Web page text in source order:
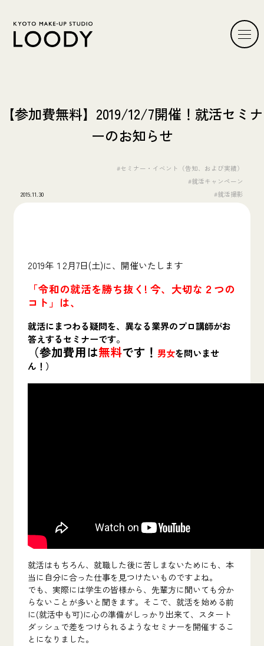
【参加費無料】2019/12/7開催！就活セミナ
ーのお知らせ
2019.11.30
#セミナー・イベント（告知、および実績）
#就活キャンペーン
#就活撮影
2019年１2月7日(土)に、開催いたします
「令和の就活を勝ち抜く! 今、大切な２つの
コト」は、
就活にまつわる疑問を、異なる業界のプロ講師がお
答えするセミナーです。
（参加費用は無料です！ 男女を問いませ
ん！）
就活はもちろん、就職した後に苦しまないためにも、本
当に自分に合った仕事を見つけたいものですよね。
でも、実際には学生の皆様から、先輩方に聞いても分か
らないことが多いと聞きます。そこで、就活を始める前
に(就活中も可)に心の準備がしっかり出来て、スタート
ダッシュで差をつけられるようなセミナーを開催するこ
とになりました。